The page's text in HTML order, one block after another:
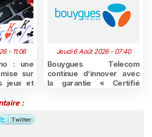
- 11:06
: une
sur
jeux et
Jeudi 6 Août 2026 - 07:40
Bouygues Telecom
continue d’innover avec
la garantie « Certifié
: